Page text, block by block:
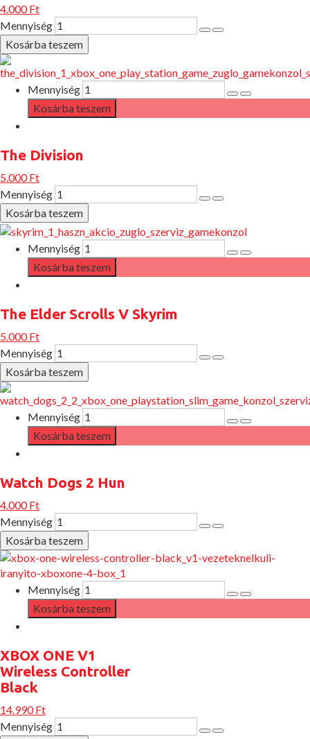
4.000 Ft
Mennyiség
Mennyiség
The Division
5.000 Ft
Mennyiség
Mennyiség
The Elder Scrolls V Skyrim
5.000 Ft
Mennyiség
Mennyiség
Watch Dogs 2 Hun
4.000 Ft
Mennyiség
Mennyiség
XBOX ONE V1
Wireless Controller
Black
14.990 Ft
Mennyiség